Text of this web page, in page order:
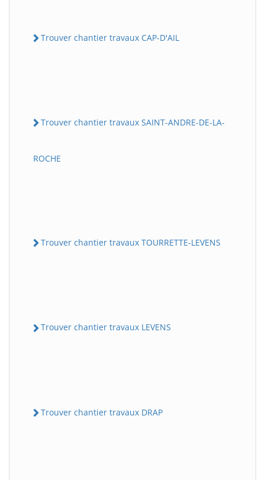
Trouver chantier travaux CAP-D'AIL
Trouver chantier travaux SAINT-ANDRE-DE-LA-
ROCHE
Trouver chantier travaux TOURRETTE-LEVENS
Trouver chantier travaux LEVENS
Trouver chantier travaux DRAP